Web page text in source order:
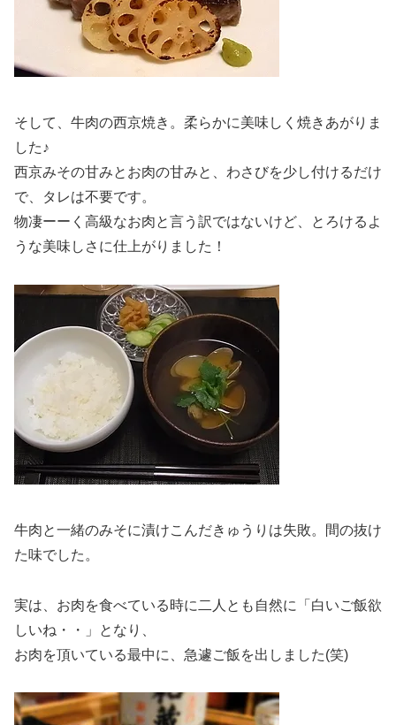
そして、牛肉の西京焼き。柔らかに美味しく焼きあがりま
した♪
西京みその甘みとお肉の甘みと、わさびを少し付けるだけ
で、タレは不要です。
物凄ーーく高級なお肉と言う訳ではないけど、とろけるよ
うな美味しさに仕上がりました！
牛肉と一緒のみそに漬けこんだきゅうりは失敗。間の抜け
た味でした。
実は、お肉を食べている時に二人とも自然に「白いご飯欲
しいね・・」となり、
お肉を頂いている最中に、急遽ご飯を出しました(笑)